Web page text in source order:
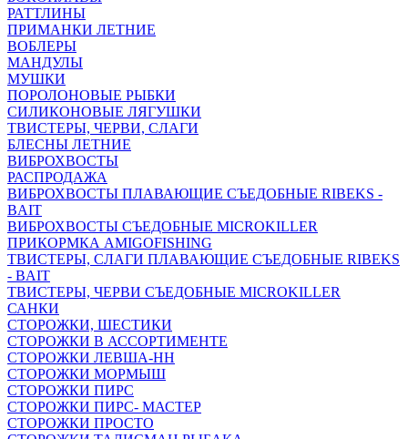
РАТТЛИНЫ
ПРИМАНКИ ЛЕТНИЕ
ВОБЛЕРЫ
МАНДУЛЫ
МУШКИ
ПОРОЛОНОВЫЕ РЫБКИ
СИЛИКОНОВЫЕ ЛЯГУШКИ
ТВИСТЕРЫ, ЧЕРВИ, СЛАГИ
БЛЕСНЫ ЛЕТНИЕ
ВИБРОХВОСТЫ
РАСПРОДАЖА
ВИБРОХВОСТЫ ПЛАВАЮЩИЕ СЪЕДОБНЫЕ RIBEKS -
BAIT
ВИБРОХВОСТЫ СЪЕДОБНЫЕ MICROKILLER
ПРИКОРМКА AMIGOFISHING
ТВИСТЕРЫ, СЛАГИ ПЛАВАЮЩИЕ СЪЕДОБНЫЕ RIBEKS
- BAIT
ТВИСТЕРЫ, ЧЕРВИ СЪЕДОБНЫЕ MICROKILLER
САНКИ
СТОРОЖКИ, ШЕСТИКИ
СТОРОЖКИ В АССОРТИМЕНТЕ
СТОРОЖКИ ЛЕВША-НН
СТОРОЖКИ МОРМЫШ
СТОРОЖКИ ПИРС
СТОРОЖКИ ПИРС- МАСТЕР
СТОРОЖКИ ПРОСТО